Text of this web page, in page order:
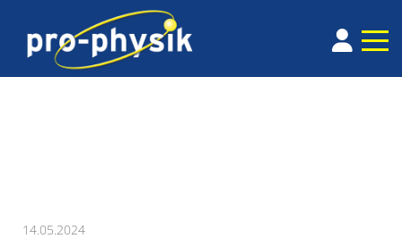
14.05.2024